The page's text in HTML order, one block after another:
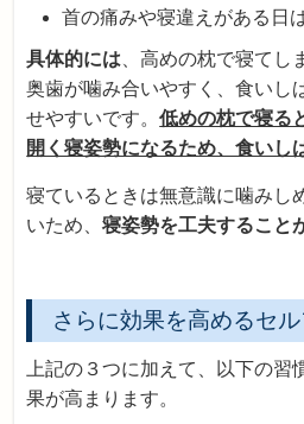
首の痛みや寝違えがある日
具体的には 、高めの枕で寝てし
奥歯が噛み合いやすく、食いし
せやすいです。低めの枕で寝る
開く寝姿勢になるため、食いし
寝ているときは無意識に噛みし
いため、寝姿勢を工夫すること
さらに効果を高めるセ
上記の３つに加えて、以下の習
果が高まります。